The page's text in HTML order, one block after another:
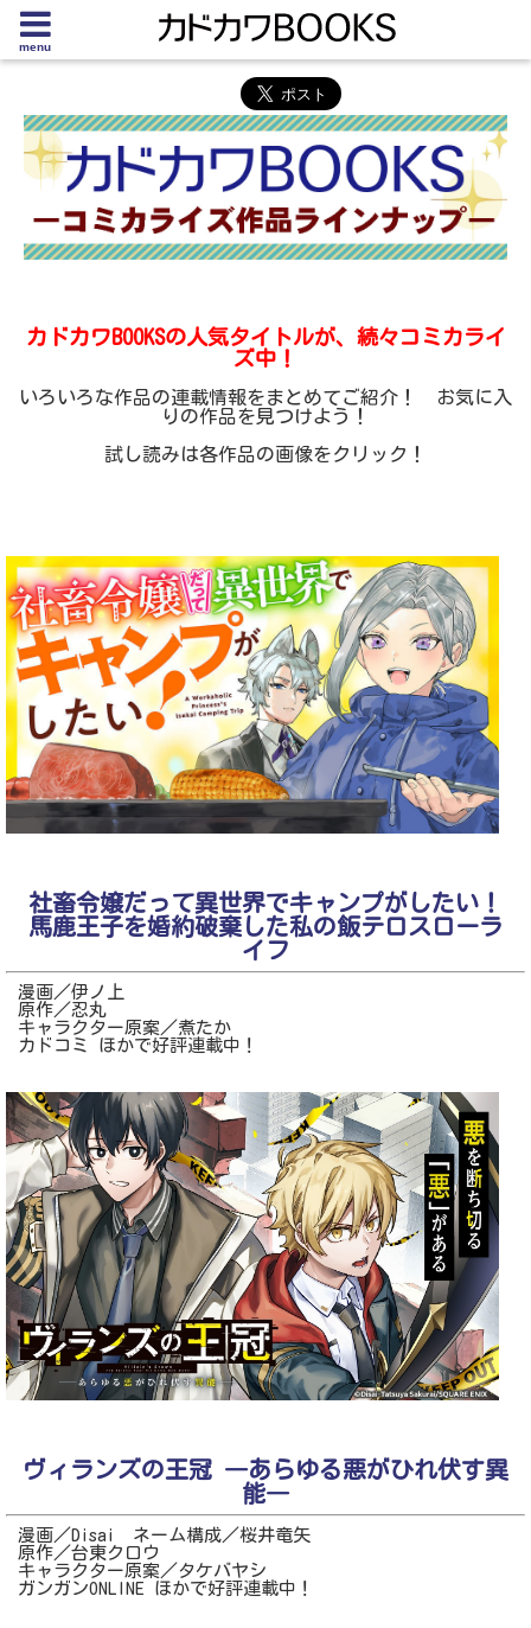
menu
カドカワBOOKSの人気タイトルが、続々コミカライ
ズ中！
いろいろな作品の連載情報をまとめてご紹介！ お気に入
りの作品を見つけよう！
試し読みは各作品の画像をクリック！
社畜令嬢だって異世界でキャンプがしたい！
馬鹿王子を婚約破棄した私の飯テロスローラ
イフ
漫画／伊ノ上
原作／忍丸
キャラクター原案／煮たか
カドコミ ほかで好評連載中！
ヴィランズの王冠 ―あらゆる悪がひれ伏す異
能―
漫画／Disai ネーム構成／桜井竜矢
原作／台東クロウ
キャラクター原案／タケバヤシ
ガンガンONLINE ほかで好評連載中！